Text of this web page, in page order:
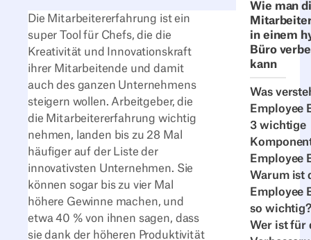
Wie man
in einem
Büro
kann
Was
Employee
3 wichtige
Employee
Warum ist
Employee
so wichtig?
Wer ist für
Die Mitarbeitererfahrung ist ein
super Tool für Chefs, die die
Kreativität und Innovationskraft
ihrer Mitarbeitende und damit
auch des ganzen Unternehmens
steigern wollen. Arbeitgeber, die
die Mitarbeitererfahrung wichtig
nehmen, landen bis zu 28 Mal
häufiger auf der Liste der
innovativsten Unternehmen. Sie
können sogar bis zu vier Mal
höhere Gewinne machen, und
etwa 40 % von ihnen sagen, dass
sie dank der höheren Produktivität